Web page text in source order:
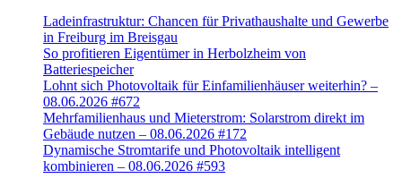
Ladeinfrastruktur: Chancen für Privathaushalte und Gewerbe
in Freiburg im Breisgau
So profitieren Eigentümer in Herbolzheim von
Batteriespeicher
Lohnt sich Photovoltaik für Einfamilienhäuser weiterhin? –
08.06.2026 #672
Mehrfamilienhaus und Mieterstrom: Solarstrom direkt im
Gebäude nutzen – 08.06.2026 #172
Dynamische Stromtarife und Photovoltaik intelligent
kombinieren – 08.06.2026 #593